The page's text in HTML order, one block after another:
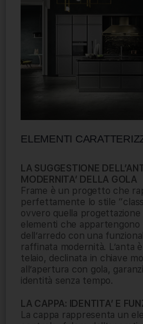
ELEMENTI
LA SUGGESTIONE
MODERNITA’ DELLA GOLA
Frame è un progetto che
perfettamente lo stile
ovvero quella
elementi che appartengono
dell’arredo con una
raffinata modernità. L’anta
telaio, declinata in chiave
all’apertura con gola,
identità senza tempo.
LA CAPPA: IDENTITA’ E
La cappa rappresenta un